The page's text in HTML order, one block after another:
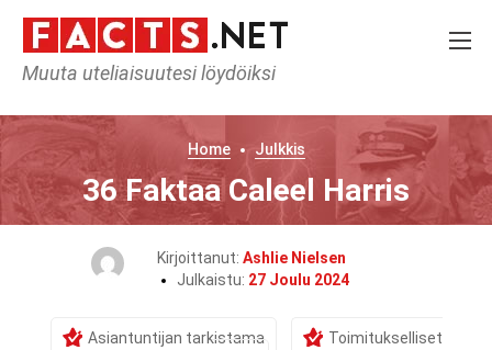
Muuta uteliaisuutesi löydöiksi
Home Julkkis
36 Faktaa Caleel Harris
Kirjoittanut: Ashlie Nielsen
Julkaistu: 27 Joulu 2024
Asiantuntijan tarkistama
Toimitukselliset